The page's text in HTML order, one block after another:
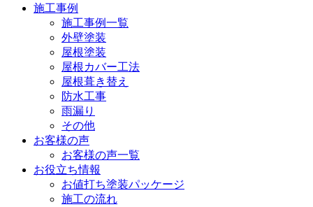
施工事例
施工事例一覧
外壁塗装
屋根塗装
屋根カバー工法
屋根葺き替え
防水工事
雨漏り
その他
お客様の声
お客様の声一覧
お役立ち情報
お値打ち塗装パッケージ
施工の流れ